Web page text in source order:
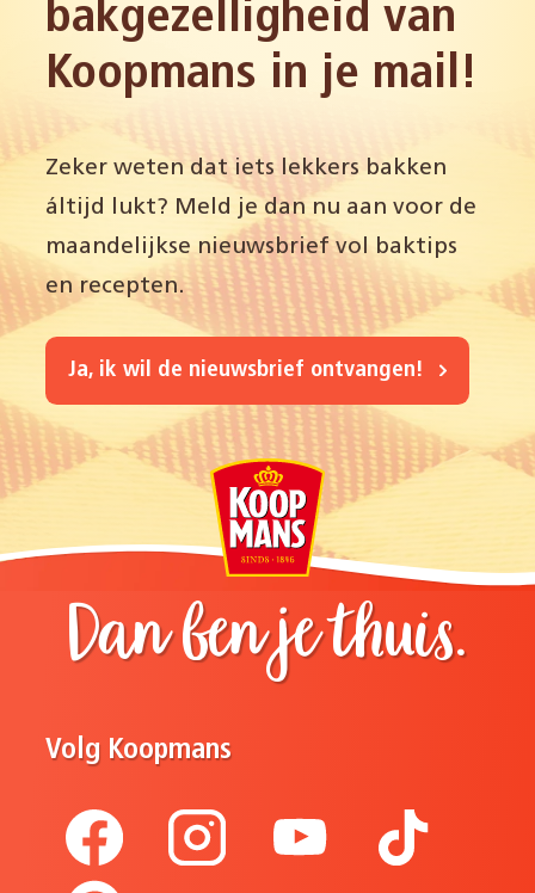
bakgezelligheid van
Koopmans in je mail!
Zeker weten dat iets lekkers bakken
áltijd lukt? Meld je dan nu aan voor de
maandelijkse nieuwsbrief vol baktips
en recepten.
Ja, ik wil de nieuwsbrief ontvangen!
Dan ben je thuis.
Volg Koopmans